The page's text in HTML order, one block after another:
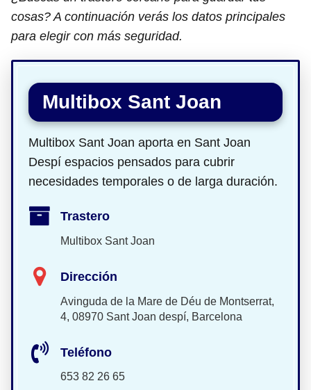
cosas? A continuación verás los datos principales
para elegir con más seguridad.
Multibox Sant Joan
Multibox Sant Joan aporta en Sant Joan
Despí espacios pensados para cubrir
necesidades temporales o de larga duración.
Trastero
Multibox Sant Joan
Dirección
Avinguda de la Mare de Déu de Montserrat,
4, 08970 Sant Joan despí, Barcelona
Teléfono
653 82 26 65